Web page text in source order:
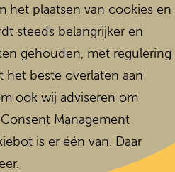
het plaatsen van cookies en
steeds belangrijker en
gehouden, met regulering
het beste overlaten aan
ook wij adviseren om
Management
is er één van. Daar